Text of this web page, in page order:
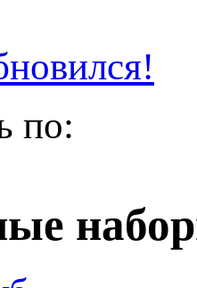
по: